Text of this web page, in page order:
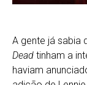
A gente já sabia
Dead tinham a
haviam